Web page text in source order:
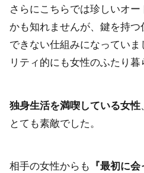
さらにこちらでは珍しいオ
かも知れませんが、鍵を持
できない仕組みになってい
リティ的にも女性のふたり暮
独身生活を満喫している女性
とても素敵でした。
相手の女性からも
『最初に